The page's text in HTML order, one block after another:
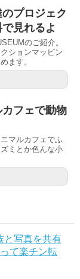
プロジェク
見れるよ
のご紹介。
ションマッピン
ます。
フェで動物
マルカフェでふ
ミとか色んな小
と写真を共有
て楽チン転